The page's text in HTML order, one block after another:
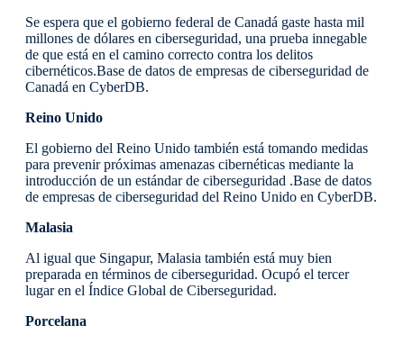
Se espera que el gobierno federal de Canadá gaste hasta mil
millones de dólares en ciberseguridad, una prueba innegable
de que está en el camino correcto contra los delitos
cibernéticos.Base de datos de empresas de ciberseguridad de
Canadá en CyberDB.
Reino Unido
El gobierno del Reino Unido también está tomando medidas
para prevenir próximas amenazas cibernéticas mediante la
introducción de un estándar de ciberseguridad .Base de datos
de empresas de ciberseguridad del Reino Unido en CyberDB.
Malasia
Al igual que Singapur, Malasia también está muy bien
preparada en términos de ciberseguridad. Ocupó el tercer
lugar en el Índice Global de Ciberseguridad.
Porcelana